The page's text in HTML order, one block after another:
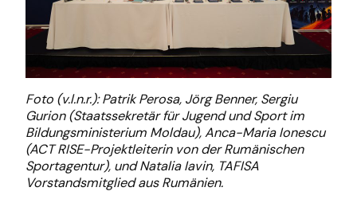
Foto (v.l.n.r.): Patrik Perosa, Jörg Benner, Sergiu
Gurion (Staatssekretär für Jugend und Sport im
Bildungsministerium Moldau), Anca-Maria Ionescu
(ACT RISE-Projektleiterin von der Rumänischen
Sportagentur), und Natalia Iavin, TAFISA
Vorstandsmitglied aus Rumänien.